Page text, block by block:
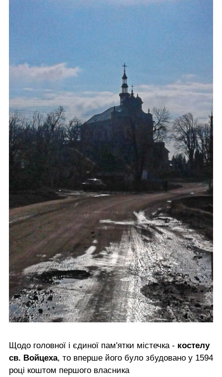
Щодо головної і єдиної пам'ятки містечка - костелу
св. Войцеха, то вперше його було збудовано у 1594
році коштом першого власника